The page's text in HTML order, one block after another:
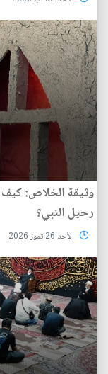
وثيقة الخلاص: كيف
رحيل النبي؟
الأحد 26 تموز 2026